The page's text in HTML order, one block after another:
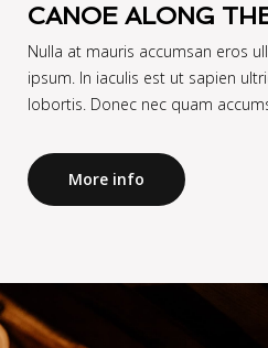
CANOE ALONG
Nulla at mauris accumsan eros
ipsum. In iaculis est ut sapien
More info